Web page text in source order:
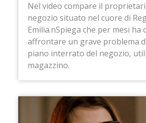
Nel video compare il
negozio situato nel cuore di
Emilia.nSpiega che per mesi ha
affrontare un grave problema
piano interrato del negozio,
magazzino.